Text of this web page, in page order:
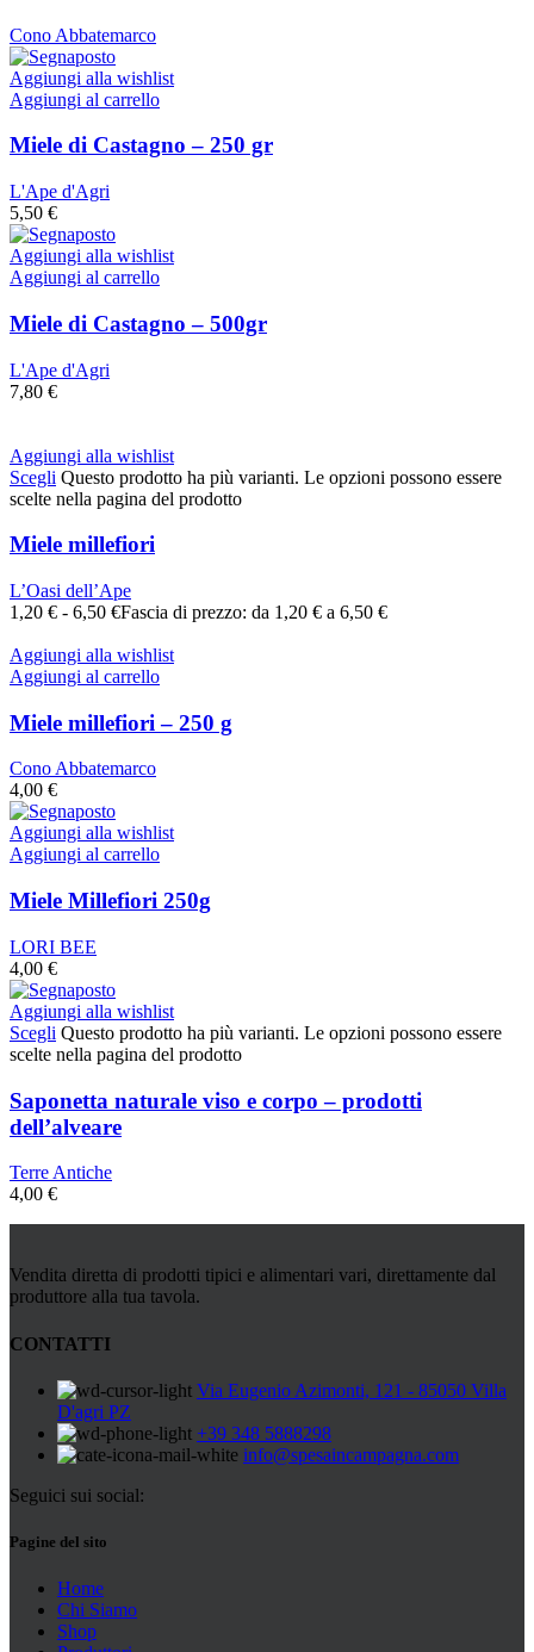
Cono Abbatemarco
Aggiungi alla wishlist
Aggiungi al carrello
Miele di Castagno – 250 gr
L'Ape d'Agri
5,50 €
Aggiungi alla wishlist
Aggiungi al carrello
Miele di Castagno – 500gr
L'Ape d'Agri
7,80 €
Aggiungi alla wishlist
Scegli Questo prodotto ha più varianti. Le opzioni possono essere
scelte nella pagina del prodotto
Miele millefiori
L’Oasi dell’Ape
1,20 € - 6,50 €Fascia di prezzo: da 1,20 € a 6,50 €
Aggiungi alla wishlist
Aggiungi al carrello
Miele millefiori – 250 g
Cono Abbatemarco
4,00 €
Aggiungi alla wishlist
Aggiungi al carrello
Miele Millefiori 250g
LORI BEE
4,00 €
Aggiungi alla wishlist
Scegli Questo prodotto ha più varianti. Le opzioni possono essere
scelte nella pagina del prodotto
Saponetta naturale viso e corpo – prodotti
dell’alveare
Terre Antiche
4,00 €
Vendita diretta di prodotti tipici e alimentari vari, direttamente dal
produttore alla tua tavola.
CONTATTI
Via Eugenio Azimonti, 121 - 85050 Villa
D'agri PZ
+39 348 5888298
info@spesaincampagna.com
Seguici sui social:
Pagine del sito
Home
Chi Siamo
Shop